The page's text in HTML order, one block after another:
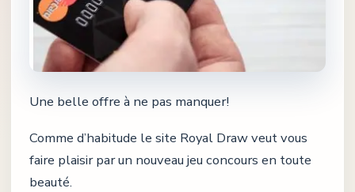
Une belle offre à ne pas manquer!
Comme d’habitude le site Royal Draw veut vous
faire plaisir par un nouveau jeu concours en toute
beauté.